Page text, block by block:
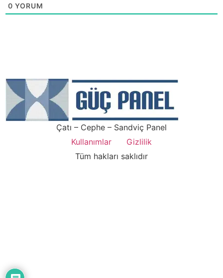
0 YORUM
Çatı – Cephe – Sandviç Panel
Kullanımlar
Gizlilik
Tüm hakları saklıdır